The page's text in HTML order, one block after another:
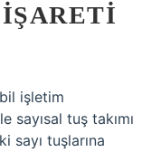
işletim
sayısal tuş takımı
sayı tuşlarına